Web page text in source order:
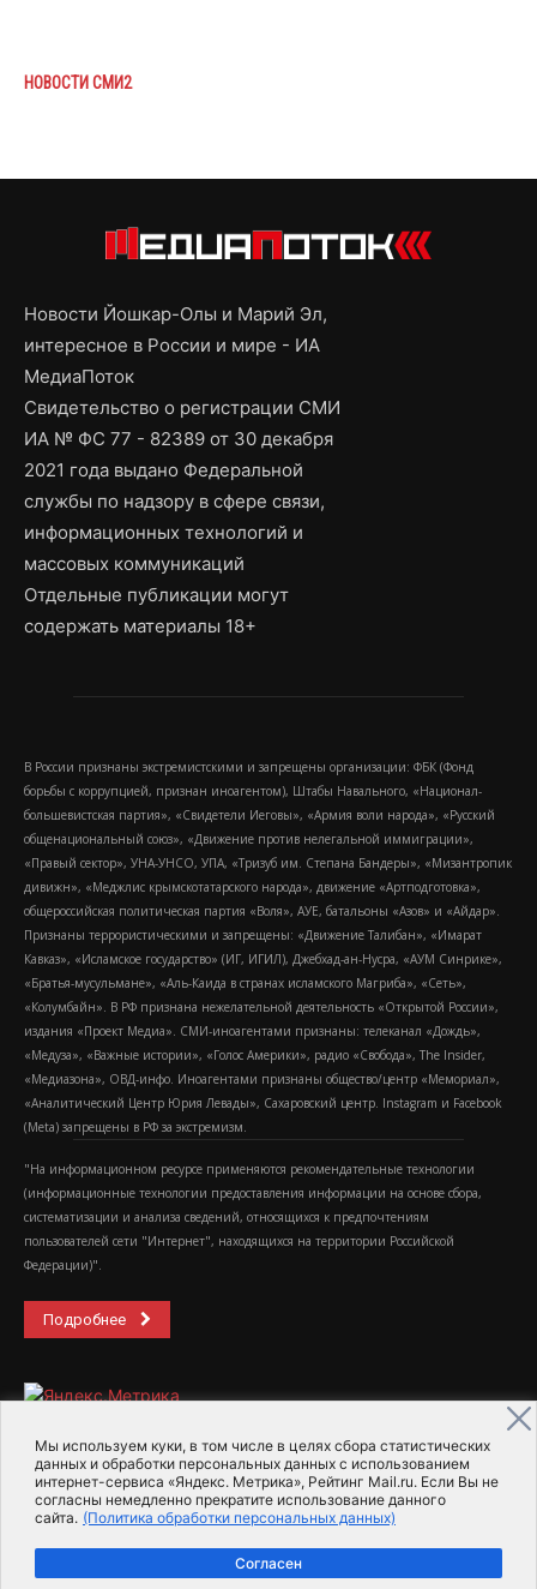
Мы используем куки, в том числе в целях сбора статистических
данных и обработки персональных данных с использованием
интернет-сервиса «Яндекс. Метрика», Рейтинг Mail.ru. Если Вы не
согласны немедленно прекратите использование данного
сайта. (Политика обработки персональных данных)
Согласен
НОВОСТИ СМИ2
Новости Йошкар-Олы и Марий Эл,
интересное в России и мире - ИА
МедиаПоток
Свидетельство о регистрации СМИ
ИА № ФС 77 - 82389 от 30 декабря
2021 года выдано Федеральной
службы по надзору в сфере связи,
информационных технологий и
массовых коммуникаций
Отдельные публикации могут
содержать материалы 18+
В России признаны экстремистскими и запрещены организации: ФБК (Фонд
борьбы с коррупцией, признан иноагентом), Штабы Навального, «Национал-
большевистская партия», «Свидетели Иеговы», «Армия воли народа», «Русский
общенациональный союз», «Движение против нелегальной иммиграции»,
«Правый сектор», УНА-УНСО, УПА, «Тризуб им. Степана Бандеры», «Мизантропик
дивижн», «Меджлис крымскотатарского народа», движение «Артподготовка»,
общероссийская политическая партия «Воля», АУЕ, батальоны «Азов» и «Айдар».
Признаны террористическими и запрещены: «Движение Талибан», «Имарат
Кавказ», «Исламское государство» (ИГ, ИГИЛ), Джебхад-ан-Нусра, «АУМ Синрике»,
«Братья-мусульмане», «Аль-Каида в странах исламского Магриба», «Сеть»,
«Колумбайн». В РФ признана нежелательной деятельность «Открытой России»,
издания «Проект Медиа». СМИ-иноагентами признаны: телеканал «Дождь»,
«Медуза», «Важные истории», «Голос Америки», радио «Свобода», The Insider,
«Медиазона», ОВД-инфо. Иноагентами признаны общество/центр «Мемориал»,
«Аналитический Центр Юрия Левады», Сахаровский центр. Instagram и Facebook
(Metа) запрещены в РФ за экстремизм.
"На информационном ресурсе применяются рекомендательные технологии
(информационные технологии предоставления информации на основе сбора,
систематизации и анализа сведений, относящихся к предпочтениям
пользователей сети "Интернет", находящихся на территории Российской
Федерации)".
Подробнее
2015-2026- Информационное агентство МедиаПоток
Для справки Об издании
Пользовательское соглашение
Политика обработки персональных данных